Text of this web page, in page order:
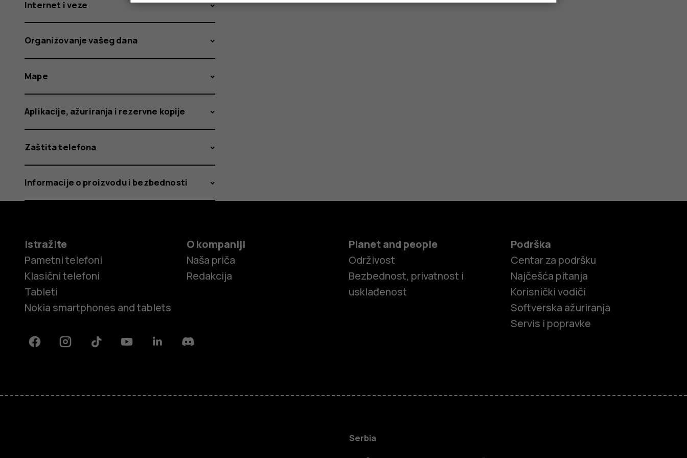
Pametni telefoni
Internet i veze
Organizovanje vašeg dana
Mape
Aplikacije, ažuriranja i rezervne kopije
Zaštita telefona
Informacije o proizvodu i bezbednosti
Istražite
Pametni telefoni
Klasični telefoni
Tableti
Nokia smartphones and tablets
O kompaniji
Naša priča
Redakcija
Planet and people
Održivost
Bezbednost, privatnost i
usklađenost
Podrška
Centar za podršku
Najčešća pitanja
Korisnički vodiči
Softverska ažuriranja
Servis i popravke
FacebookInstagramTiktok YoutubeLinkedinDiscord
Serbia